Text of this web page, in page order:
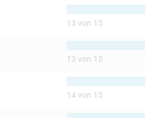
13 von 15
13 von 15
14 von 15